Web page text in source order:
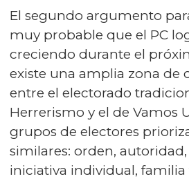
El segundo argumento
muy probable que el PC
creciendo durante el
existe una amplia zona de
entre el electorado
Herrerismo y el de Vamos
grupos de electores
similares: orden,
iniciativa individual, familia